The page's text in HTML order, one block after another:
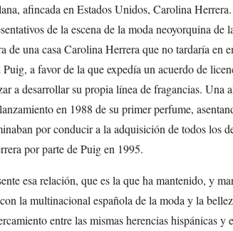
afincada en Estados Unidos, Carolina
de la escena de la moda neoyorquina de
de una casa Carolina Herrera que no tardaría en
Puig, a favor de la que expedía un acuerdo de
a desarrollar su propia línea de fragancias. Una
en 1988 de su primer perfume,
por conducir a la adquisición de todos los
por parte de Puig en 1995.
esa relación, que es la que ha mantenido, y
la multinacional española de la moda y la
entre las mismas herencias hispánicas y